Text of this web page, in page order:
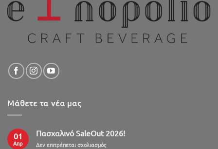
Μάθετε τα νέα μας
01
Απρ
Πασχαλινό SaleOut 2026!
Δεν επιτρέπεται σχολιασμόςστο